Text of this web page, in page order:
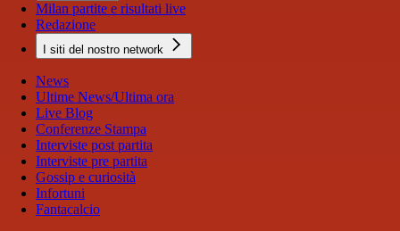
Milan partite e risultati live
Redazione
I siti del nostro network
News
Ultime News/Ultima ora
Live Blog
Conferenze Stampa
Interviste post partita
Interviste pre partita
Gossip e curiosità
Infortuni
Fantacalcio